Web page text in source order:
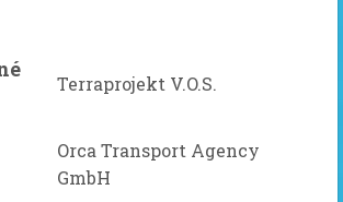
Terraprojekt V.O.S.
Orca Transport Agency
GmbH